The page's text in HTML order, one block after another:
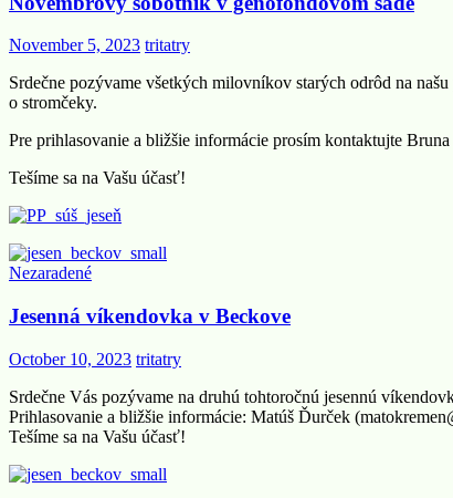
November 5, 2023 tritatry
Srdečne pozývame všetkých milovníkov starých odrôd na
o stromčeky.
Pre prihlasovanie a bližšie informácie prosím kontaktujte
Tešíme sa na Vašu účasť!
Nezaradené
Jesenná víkendovka v Beckove
October 10, 2023 tritatry
Srdečne Vás pozývame na druhú tohtoročnú jesennú
Prihlasovanie a bližšie informácie: Matúš Ďurček
Tešíme sa na Vašu účasť!